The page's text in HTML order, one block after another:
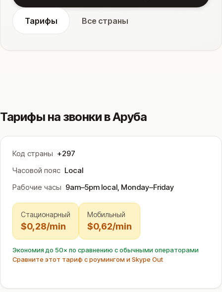
Тарифы Все страны
Тарифы на звонки в Аруба
Код страны +297
Часовой пояс Local
Рабочие часы 9am–5pm local, Monday–Friday
Стационарный
$0,28/min
Мобильный
$0,62/min
Экономия до 50× по сравнению с обычными операторами
Сравните этот тариф с роумингом и Skype Out